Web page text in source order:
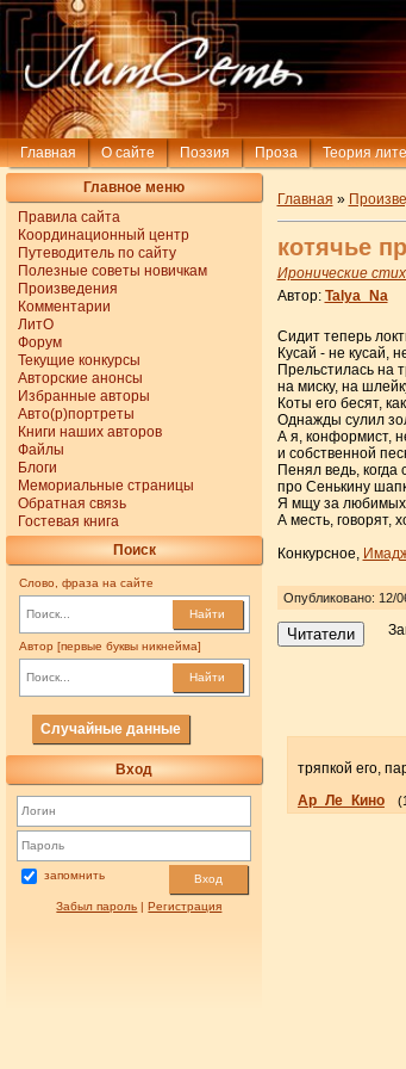
Главная О сайте Поэзия Проза Теория
Главное меню
Правила сайта
Координационный центр
Путеводитель по сайту
Полезные советы новичкам
Произведения
Комментарии
ЛитО
Форум
Текущие конкурсы
Авторские анонсы
Избранные авторы
Авто(р)портреты
Книги наших авторов
Файлы
Блоги
Мемориальные страницы
Обратная связь
Гостевая книга
Поиск
Слово, фраза на сайте
Найти
Автор [первые буквы никнейма]
Найти
Случайные данные
Вход
запомнить Вход
Забыл пароль |Регистрация
Главная »
котячье
Иронические
Автор: Talya_Na
Сидит теперь
Кусай - не кусай,
Прельстилась на
на миску, на
Коты его бесят,
Однажды сулил
А я, конформист,
и собственной
Пенял ведь, когда
про Сенькину
Я мщу за
А месть, говорят,
Конкурсное,
Опубликовано: 12/
Читатели
тряпкой его,
Ар_Ле_Кино